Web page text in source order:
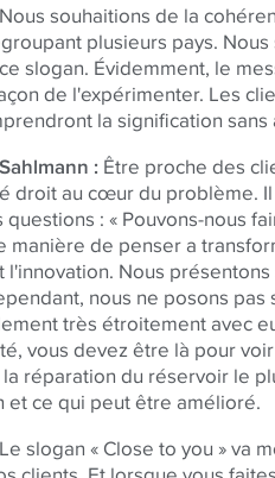
Nous souhaitions de la
plusieurs pays.
slogan. Évidemment, le
de l'expérimenter. Les
la signification
: Être proche des
droit au cœur du problème.
: « Pouvons-nous
manière de penser a
Nous
nous ne posons
très étroitement avec
vous devez être là pour
la réparation du réservoir le
et ce qui peut être amélioré.
Le slogan « Close to you » va